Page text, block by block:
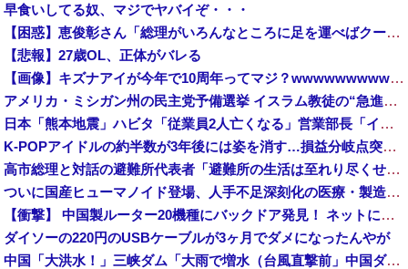
早食いしてる奴、マジでヤバイぞ・・・
【困惑】恵俊彰さん「総理がいろんなところに足を運べばクーラーが…」・・・・・・・・・他
【悲報】27歳OL、正体がバレる
【画像】キズナアイが今年で10周年ってマジ？wwwwwwwwwwwwwwwww
アメリカ・ミシガン州の民主党予備選挙 イスラム教徒の“急進左派”候補が勝利確実に⋯トランプ氏は批判
日本「熊本地震」ハビタ「従業員2人亡くなる」営業部長「イオンのスタッフに制止されなかった」日本「部長が連絡後の店員行動を証言（謎」イオン「再入館可能の事実ない」→
K-POPアイドルの約半数が3年後には姿を消す…損益分岐点突破は4％未満
高市総理と対話の避難所代表者「避難所の生活は至れり尽くせりで全く不自由ない、ありがとう！日本人でよかった！」
ついに国産ヒューマノイド登場、人手不足深刻化の医療・製造現場などでの活用想定！
【衝撃】 中国製ルーター20機種にバックドア発見！ ネットに繋ぐだけで35秒ごとに中国のサーバーと通信
ダイソーの220円のUSBケーブルが3ヶ月でダメになったんやが
中国「大洪水！」三峡ダム「大雨で増水（台風直撃前」中国ダム「緊急放流！」中国鉄道「列車が走行中に流される」中国避難所「支援物資は有料です」謎の勢力「え」→